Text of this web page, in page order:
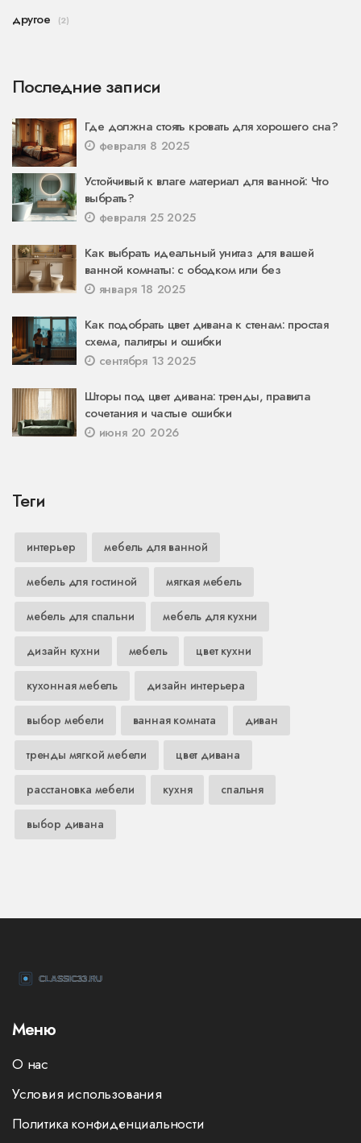
другое (2)
Последние записи
Где должна стоять кровать для хорошего сна?
февраля 8 2025
Устойчивый к влаге материал для ванной: Что
выбрать?
февраля 25 2025
Как выбрать идеальный унитаз для вашей
ванной комнаты: с ободком или без
января 18 2025
Как подобрать цвет дивана к стенам: простая
схема, палитры и ошибки
сентября 13 2025
Шторы под цвет дивана: тренды, правила
сочетания и частые ошибки
июня 20 2026
Теги
интерьер мебель для ванной
мебель для гостиной мягкая мебель
мебель для спальни мебель для кухни
дизайн кухни мебель цвет кухни
кухонная мебель дизайн интерьера
выбор мебели ванная комната диван
тренды мягкой мебели цвет дивана
расстановка мебели кухня спальня
выбор дивана
Меню
О нас
Условия использования
Политика конфиденциальности